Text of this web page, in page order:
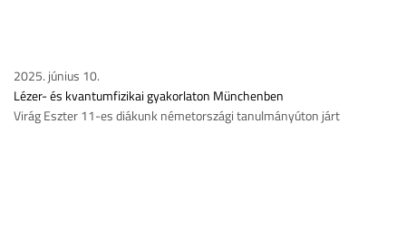
2025. június 10.
Lézer- és kvantumfizikai gyakorlaton Münchenben
Virág Eszter 11-es diákunk németországi tanulmányúton járt